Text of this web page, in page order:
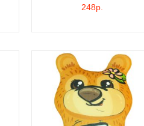
248р.